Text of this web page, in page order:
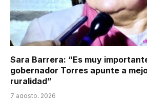
Sara Barrera: “Es muy
gobernador Torres apunte a
ruralidad”
7 agosto, 2026